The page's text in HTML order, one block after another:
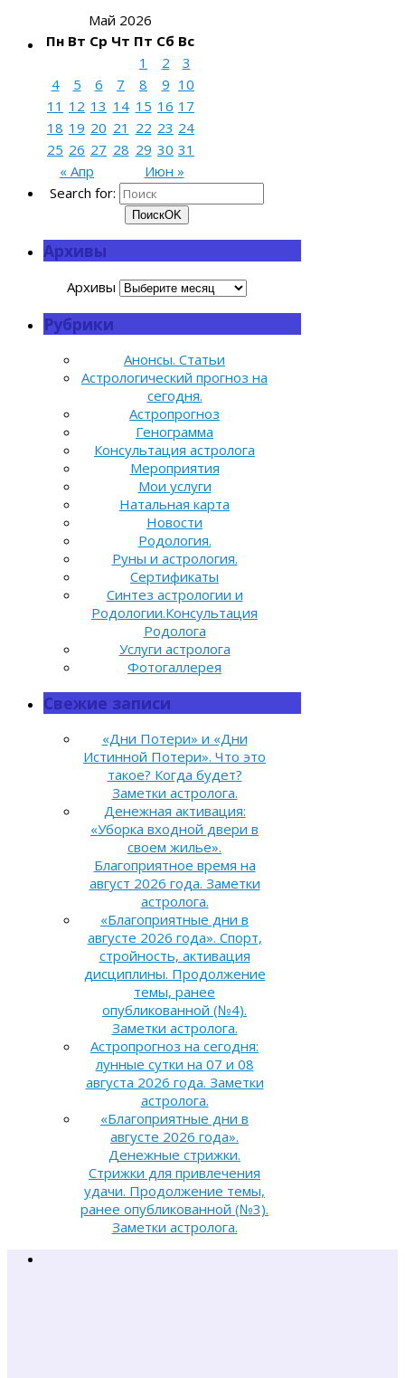
Май 2026
Пн Вт Ср Чт Пт Сб Вс
« Апр Июн »
1 2
3
4
5 6 7 8 9 10
11 12 13 14 15 16 17
18 19 20 21 22 23 24
25 26 27 28 29 30 31
Search for:
ПоискOK
Архивы
Архивы
Рубрики
Анонсы. Статьи
Астрологический прогноз на
сегодня.
Астропрогноз
Генограмма
Консультация астролога
Мероприятия
Мои услуги
Натальная карта
Новости
Родология.
Руны и астрология.
Сертификаты
Синтез астрологии и
Родологии.Консультация
Родолога
Услуги астролога
Фотогаллерея
Свежие записи
«Дни Потери» и «Дни
Истинной Потери». Что это
такое? Когда будет?
Заметки астролога.
Денежная активация:
«Уборка входной двери в
своем жилье».
Благоприятное время на
август 2026 года. Заметки
астролога.
«Благоприятные дни в
августе 2026 года». Спорт,
стройность, активация
дисциплины. Продолжение
темы, ранее
опубликованной (№4).
Заметки астролога.
Астропрогноз на сегодня:
лунные сутки на 07 и 08
августа 2026 года. Заметки
астролога.
«Благоприятные дни в
августе 2026 года».
Денежные стрижки.
Стрижки для привлечения
удачи. Продолжение темы,
ранее опубликованной (№3).
Заметки астролога.